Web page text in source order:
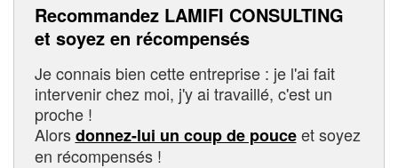
Recommandez LAMIFI CONSULTING
et soyez en récompensés
Je connais bien cette entreprise : je l'ai fait
intervenir chez moi, j'y ai travaillé, c'est un
proche !
Alorsdonnez-lui un coup de pouceet soyez
en récompensés !